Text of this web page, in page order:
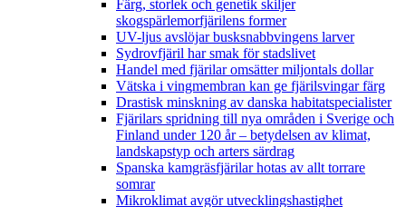
Färg, storlek och genetik skiljer
skogspärlemorfjärilens former
UV-ljus avslöjar busksnabbvingens larver
Sydrovfjäril har smak för stadslivet
Handel med fjärilar omsätter miljontals dollar
Vätska i vingmembran kan ge fjärilsvingar färg
Drastisk minskning av danska habitatspecialister
Fjärilars spridning till nya områden i Sverige och
Finland under 120 år– betydelsen av klimat,
landskapstyp och arters särdrag
Spanska kamgräsfjärilar hotas av allt torrare
somrar
Mikroklimat avgör utvecklingshastighet